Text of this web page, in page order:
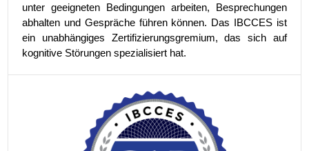
unter geeigneten Bedingungen arbeiten, Besprechungen
abhalten und Gespräche führen können. Das IBCCES ist
ein unabhängiges Zertifizierungsgremium, das sich auf
kognitive Störungen spezialisiert hat.